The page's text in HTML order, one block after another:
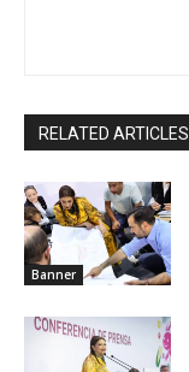
RELATED ARTICLES
Banner